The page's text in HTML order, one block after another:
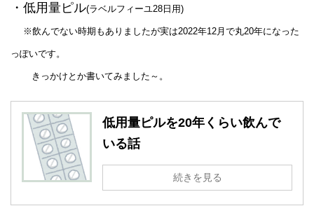
・低用量ピル(ラベルフィーユ28日用)
※飲んでない時期もありましたが実は2022年12月で丸20年になった
っぽいです。
きっかけとか書いてみました～。
低用量ピルを20年くらい飲んで
いる話
続きを見る